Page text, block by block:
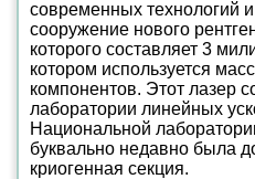
современных технологий
сооружение нового
которого составляет 3
котором используется
компонентов. Этот лазер
лаборатории линейных
Национальной
буквально недавно была
криогенная секция.